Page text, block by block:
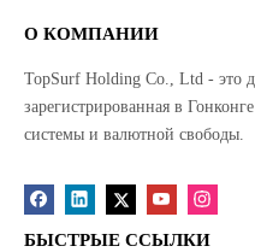
О КОМПАНИИ
TopSurf Holding Co., Ltd - это
зарегистрированная в
системы и валютной свободы.
БЫСТРЫЕ ССЫЛКИ